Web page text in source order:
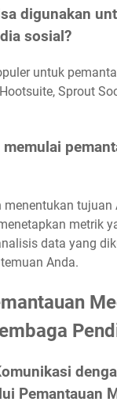
Media Sosial
Kesadaran Publik
Amal
Media
Analisis Tren
yang Tepat
Influencer dan
Kesadaran
Sosial
Pemantauan yang
dan Topik Populer
dengan
Kinerja
Teknisi dan Studi
digunakan
sosial?
untuk
Sprout
memulai
tujuan
metrik
data yang
Anda.
Pemantauan